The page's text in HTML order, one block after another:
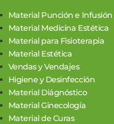
Material Punción e Infusión
Material Medicina Estética
Material para Fisioterapia
Material Estética
Vendas y Vendajes
Higiene y Desinfección
Material Diágnóstico
Material Ginecología
Material de Curas